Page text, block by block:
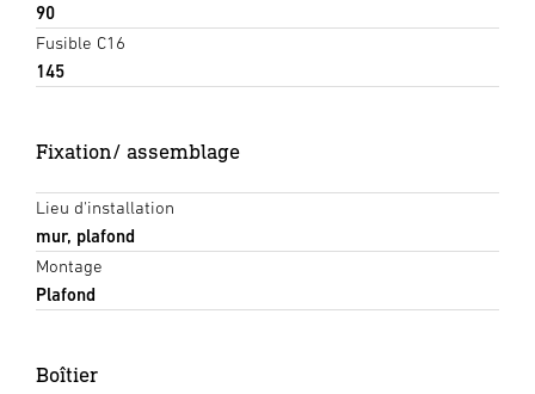
90
Fusible C16
145
Fixation/ assemblage
Lieu d'installation
mur, plafond
Montage
Plafond
Boîtier